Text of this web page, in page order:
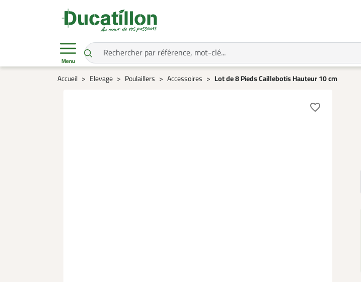
Menu
Accueil Elevage Poulaillers Accessoires Lot de 8 Pieds Caillebotis Hauteur 10 cm
favorite_border